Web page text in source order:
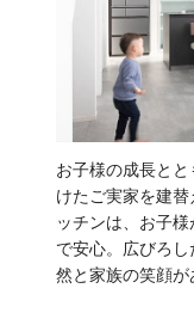
お子様の成長と
けたご実家を建
ッチンは、お子
で安心。広びろ
然と家族の笑顔が